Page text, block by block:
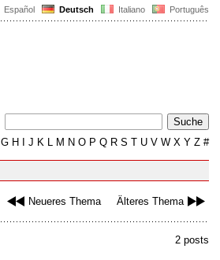
Español Deutsch Italiano Português
G H J K L M N O P Q R S T U V W X Y Z #
Neueres Thema Älteres Thema
2 posts